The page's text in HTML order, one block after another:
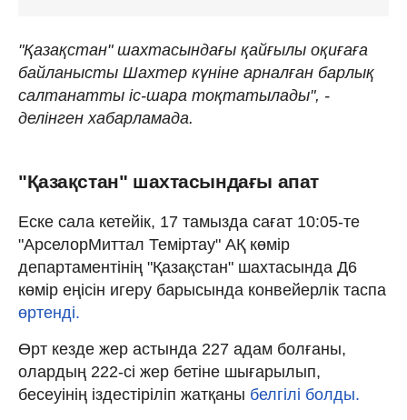
"Қазақстан" шахтасындағы қайғылы оқиғаға
байланысты Шахтер күніне арналған барлық
салтанатты іс-шара тоқтатылады", -
делінген хабарламада.
"Қазақстан" шахтасындағы апат
Еске сала кетейік, 17 тамызда сағат 10:05-те
"АрселорМиттал Теміртау" АҚ көмір
департаментінің "Қазақстан" шахтасында Д6
көмір еңісін игеру барысында конвейерлік таспа
өртенді.
Өрт кезде жер астында 227 адам болғаны,
олардың 222-сі жер бетіне шығарылып,
бесеуінің іздестіріліп жатқаны белгілі болды.